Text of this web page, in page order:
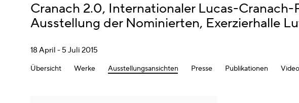
Cranach 2.0, Internationaler Lucas-Cranach-
Ausstellung der Nominierten, Exerzierhalle
18 April - 5 Juli 2015
Übersicht Werke Ausstellungsansichten Presse Publikationen Video